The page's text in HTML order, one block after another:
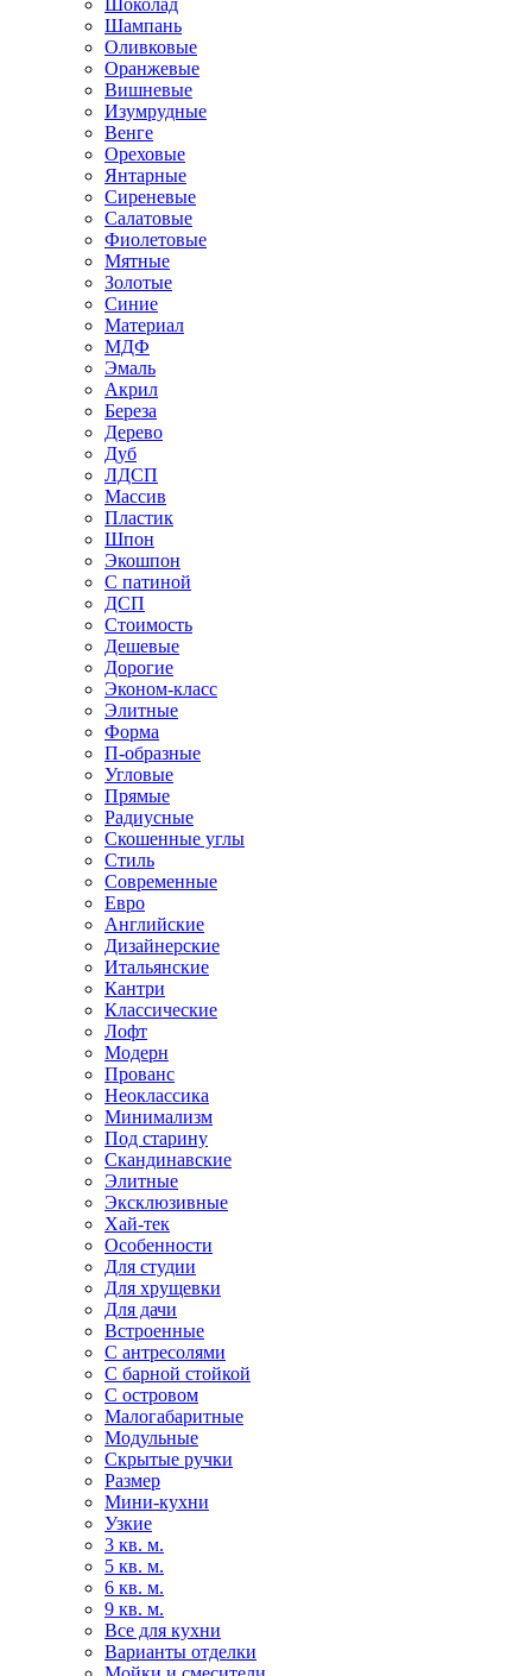
Шоколад
Шампань
Оливковые
Оранжевые
Вишневые
Изумрудные
Венге
Ореховые
Янтарные
Сиреневые
Салатовые
Фиолетовые
Мятные
Золотые
Синие
Материал
МДФ
Эмаль
Акрил
Береза
Дерево
Дуб
ЛДСП
Массив
Пластик
Шпон
Экошпон
С патиной
ДСП
Стоимость
Дешевые
Дорогие
Эконом-класс
Элитные
Форма
П-образные
Угловые
Прямые
Радиусные
Скошенные углы
Стиль
Современные
Евро
Английские
Дизайнерские
Итальянские
Кантри
Классические
Лофт
Модерн
Прованс
Неоклассика
Минимализм
Под старину
Скандинавские
Элитные
Эксклюзивные
Хай-тек
Особенности
Для студии
Для хрущевки
Для дачи
Встроенные
С антресолями
С барной стойкой
С островом
Малогабаритные
Модульные
Скрытые ручки
Размер
Мини-кухни
Узкие
3 кв. м.
5 кв. м.
6 кв. м.
9 кв. м.
Все для кухни
Варианты отделки